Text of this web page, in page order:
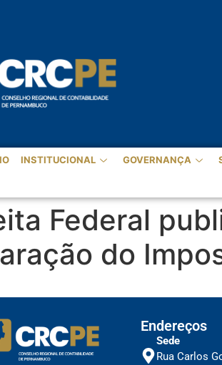
INSTITUCIONAL GOVERNANÇA
Federal
do
Endereços
Sede
Rua Carlos